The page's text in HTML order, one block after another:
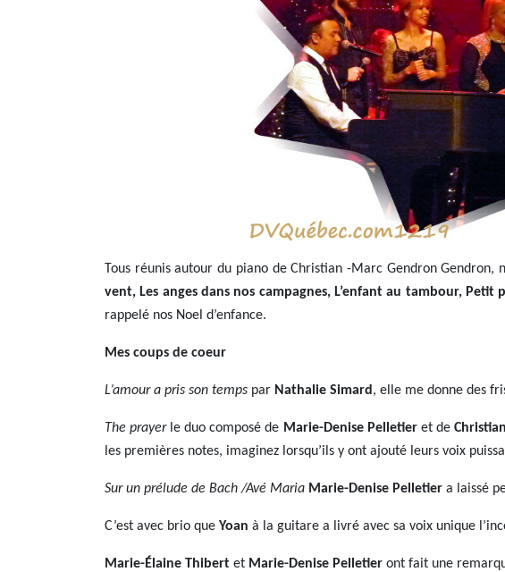
Tous réunis autour du piano de Christian -Marc Gendron
vent, Les anges dans nos campagnes, L’enfant au tambour,
rappelé nos Noel d’enfance.
Mes coups de coeur
L’amour a pris son temps par Nathalie Simard , elle me donne des
The prayer le duo composé de Marie-Denise Pelletieret de
les premières notes, imaginez lorsqu’ils y ont ajouté leurs voix
Sur un prélude de Bach /Avé Maria Marie-Denise Pelletier a laissé
C’est avec brio que Yoan à la guitare a livré avec sa voix unique
Marie-Élaine Thibert et Marie-Denise Pelletier ont fait une